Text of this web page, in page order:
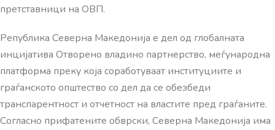
претставници на ОВП.
Република Северна Македонија е дел од глобалната
инцијатива Отворено владино партнерство, меѓународна
платформа преку која соработуваат институциите и
граѓанското општество со дел да се обезбеди
транспарентност и отчетност на властите пред граѓаните.
Согласно прифатените обврски, Северна Македонија има